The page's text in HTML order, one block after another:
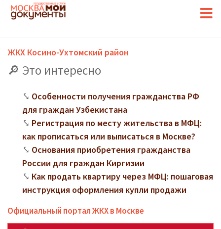
ЖКХ Косино-Ухтомский район
Это интересно
Особенности получения гражданства РФ
для граждан Узбекистана
Регистрация по месту жительства в МФЦ:
как прописаться или выписаться в Москве?
Основания приобретения гражданства
России для граждан Киргизии
Как продать квартиру через МФЦ: пошаговая
инструкция оформления купли продажи
Официальный портал ЖКХ в Москве